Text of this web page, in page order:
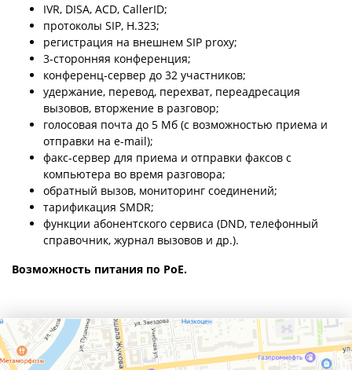
IVR, DISA, ACD, CallerID;
протоколы SIP, H.323;
регистрация на внешнем SIP proxy;
3-сторонняя конференция;
конференц-сервер до 32 участников;
удержание, перевод, перехват, переадресация
вызовов, вторжение в разговор;
голосовая почта до 5 Мб (с возможностью приема и
отправки на e-mail);
факс-сервер для приема и отправки факсов с
компьютера во время разговора;
обратный вызов, мониторинг соединений;
тарификация SMDR;
функции абонентского сервиса (DND, телефонный
справочник, журнал вызовов и др.).
Возможность питания по PoE.